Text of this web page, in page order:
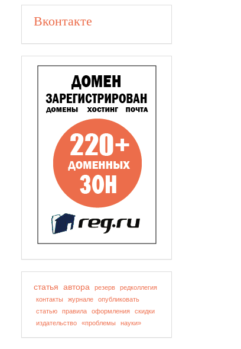
Вконтакте
статья автора резерв
редколлегия
контакты
журнале
опубликовать
статью
правила оформления
скидки
издательство
«проблемы науки»